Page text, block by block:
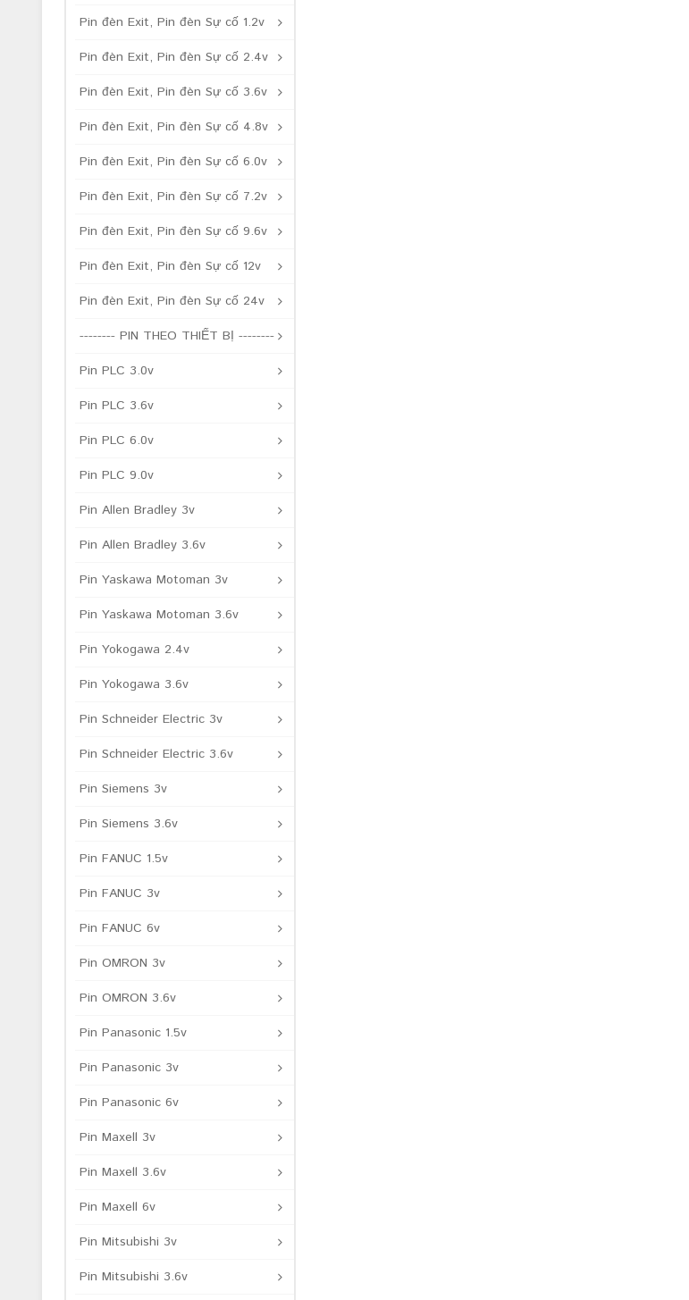
Pin đèn Exit, Pin đèn Sự cố 1.2v
Pin đèn Exit, Pin đèn Sự cố 2.4v
Pin đèn Exit, Pin đèn Sự cố 3.6v
Pin đèn Exit, Pin đèn Sự cố 4.8v
Pin đèn Exit, Pin đèn Sự cố 6.0v
Pin đèn Exit, Pin đèn Sự cố 7.2v
Pin đèn Exit, Pin đèn Sự cố 9.6v
Pin đèn Exit, Pin đèn Sự cố 12v
Pin đèn Exit, Pin đèn Sự cố 24v
-------- PIN THEO THIẾT BỊ --------
Pin PLC 3.0v
Pin PLC 3.6v
Pin PLC 6.0v
Pin PLC 9.0v
Pin Allen Bradley 3v
Pin Allen Bradley 3.6v
Pin Yaskawa Motoman 3v
Pin Yaskawa Motoman 3.6v
Pin Yokogawa 2.4v
Pin Yokogawa 3.6v
Pin Schneider Electric 3v
Pin Schneider Electric 3.6v
Pin Siemens 3v
Pin Siemens 3.6v
Pin FANUC 1.5v
Pin FANUC 3v
Pin FANUC 6v
Pin OMRON 3v
Pin OMRON 3.6v
Pin Panasonic 1.5v
Pin Panasonic 3v
Pin Panasonic 6v
Pin Maxell 3v
Pin Maxell 3.6v
Pin Maxell 6v
Pin Mitsubishi 3v
Pin Mitsubishi 3.6v